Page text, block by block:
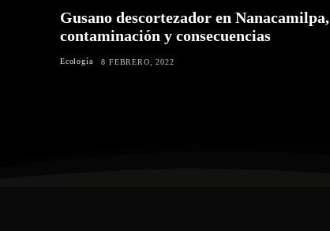
Gusano descortezador en Nanacamilpa,
contaminación y consecuencias
Ecología 8 FEBRERO, 2022